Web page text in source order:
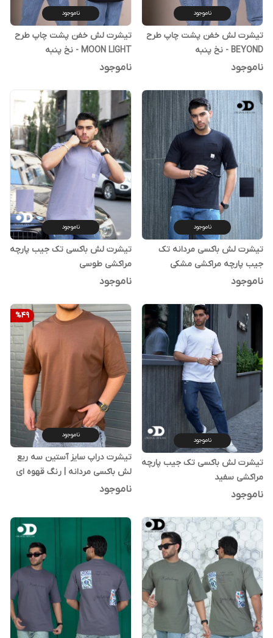
ناموجود
تیشرت لش خفن پشت چاپ طرح
BEYOND - نخ پنبه
ناموجود
ناموجود
تیشرت لش خفن پشت چاپ طرح
MOON LIGHT - نخ پنبه
ناموجود
ناموجود
تیشرت لش باکسی مردانه تک
جیب پارچه مراکشی مشکی
ناموجود
ناموجود
تیشرت لش باکسی تک جیب پارچه
مراکشی طوسی
ناموجود
ناموجود
تیشرت لش باکسی تک جیب پارچه
مراکشی سفید
ناموجود
%49
ناموجود
تیشرت دراپ سایز آستین سه ربع
لش باکسی مردانه | رنگ قهوه ای
شکلاتی
ناموجود